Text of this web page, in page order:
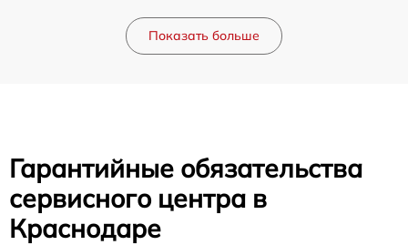
Показать больше
Гарантийные обязательства
сервисного центра в
Краснодаре